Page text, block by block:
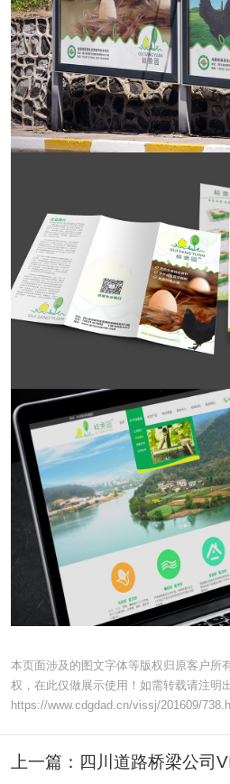
本页面涉及的图文字体等版权归原客户所
权，在此仅做展示使用！如需转载请注明
https://www.cdgdad.cn/vissj/201609/